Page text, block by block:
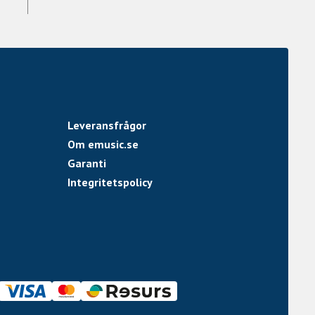
Leveransfrågor
Om emusic.se
Garanti
Integritetspolicy